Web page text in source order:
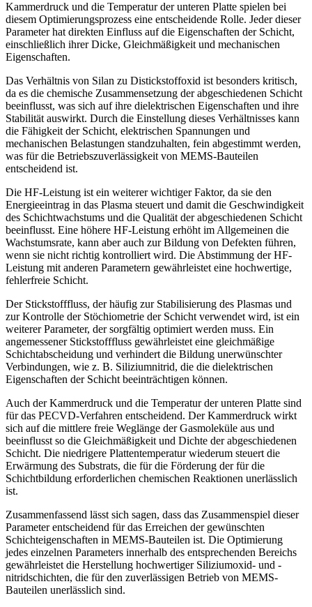
Kammerdruck und die Temperatur der unteren Platte spielen bei
diesem Optimierungsprozess eine entscheidende Rolle. Jeder dieser
Parameter hat direkten Einfluss auf die Eigenschaften der Schicht,
einschließlich ihrer Dicke, Gleichmäßigkeit und mechanischen
Eigenschaften.
Das Verhältnis von Silan zu Distickstoffoxid ist besonders kritisch,
da es die chemische Zusammensetzung der abgeschiedenen Schicht
beeinflusst, was sich auf ihre dielektrischen Eigenschaften und ihre
Stabilität auswirkt. Durch die Einstellung dieses Verhältnisses kann
die Fähigkeit der Schicht, elektrischen Spannungen und
mechanischen Belastungen standzuhalten, fein abgestimmt werden,
was für die Betriebszuverlässigkeit von MEMS-Bauteilen
entscheidend ist.
Die HF-Leistung ist ein weiterer wichtiger Faktor, da sie den
Energieeintrag in das Plasma steuert und damit die Geschwindigkeit
des Schichtwachstums und die Qualität der abgeschiedenen Schicht
beeinflusst. Eine höhere HF-Leistung erhöht im Allgemeinen die
Wachstumsrate, kann aber auch zur Bildung von Defekten führen,
wenn sie nicht richtig kontrolliert wird. Die Abstimmung der HF-
Leistung mit anderen Parametern gewährleistet eine hochwertige,
fehlerfreie Schicht.
Der Stickstofffluss, der häufig zur Stabilisierung des Plasmas und
zur Kontrolle der Stöchiometrie der Schicht verwendet wird, ist ein
weiterer Parameter, der sorgfältig optimiert werden muss. Ein
angemessener Stickstofffluss gewährleistet eine gleichmäßige
Schichtabscheidung und verhindert die Bildung unerwünschter
Verbindungen, wie z. B. Siliziumnitrid, die die dielektrischen
Eigenschaften der Schicht beeinträchtigen können.
Auch der Kammerdruck und die Temperatur der unteren Platte sind
für das PECVD-Verfahren entscheidend. Der Kammerdruck wirkt
sich auf die mittlere freie Weglänge der Gasmoleküle aus und
beeinflusst so die Gleichmäßigkeit und Dichte der abgeschiedenen
Schicht. Die niedrigere Plattentemperatur wiederum steuert die
Erwärmung des Substrats, die für die Förderung der für die
Schichtbildung erforderlichen chemischen Reaktionen unerlässlich
ist.
Zusammenfassend lässt sich sagen, dass das Zusammenspiel dieser
Parameter entscheidend für das Erreichen der gewünschten
Schichteigenschaften in MEMS-Bauteilen ist. Die Optimierung
jedes einzelnen Parameters innerhalb des entsprechenden Bereichs
gewährleistet die Herstellung hochwertiger Siliziumoxid- und -
nitridschichten, die für den zuverlässigen Betrieb von MEMS-
Bauteilen unerlässlich sind.